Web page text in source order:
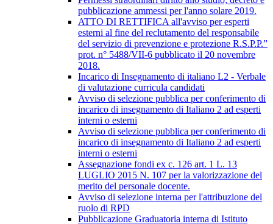
pubblicazione ammessi per l'anno solare 2019.
ATTO DI RETTIFICA all'avviso per esperti
esterni al fine del reclutamento del responsabile
del servizio di prevenzione e protezione R.S.P.P.”
prot. n° 5488/VII-6 pubblicato il 20 novembre
2018.
Incarico di Insegnamento di italiano L2 - Verbale
di valutazione curricula candidati
Avviso di selezione pubblica per conferimento di
incarico di insegnamento di Italiano 2 ad esperti
interni o esterni
Avviso di selezione pubblica per conferimento di
incarico di insegnamento di Italiano 2 ad esperti
interni o esterni
Assegnazione fondi ex c. 126 art. 1 L. 13
LUGLIO 2015 N. 107 per la valorizzazione del
merito del personale docente.
Avviso di selezione interna per l'attribuzione del
ruolo di RPD
Pubblicazione Graduatoria interna di Istituto